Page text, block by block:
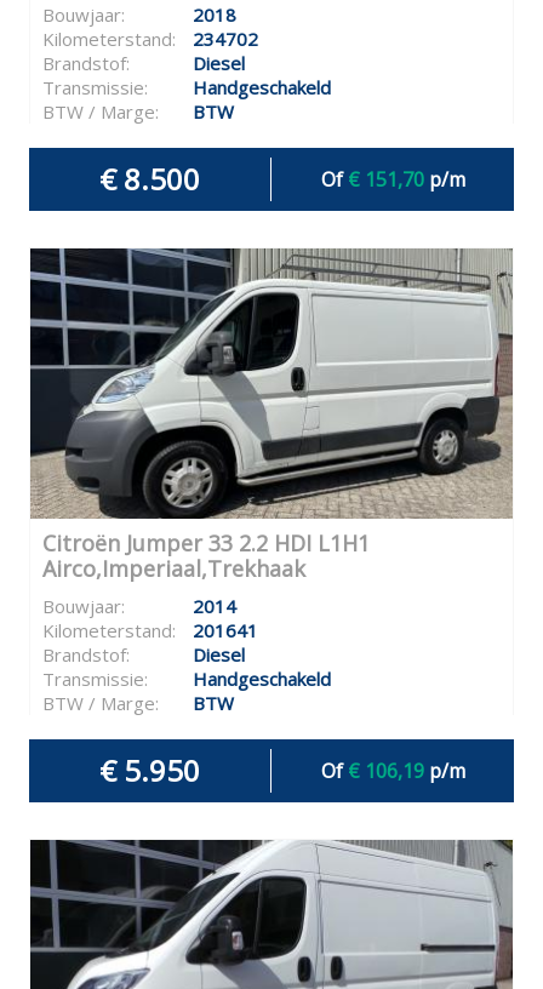
Bouwjaar:
2018
Kilometerstand:
234702
Brandstof:
Diesel
Transmissie:
Handgeschakeld
BTW / Marge:
BTW
€ 8.500 Of€ 151,70p/m
Citroën Jumper 33 2.2 HDI L1H1
Airco,Imperiaal,Trekhaak
Bouwjaar:
2014
Kilometerstand:
201641
Brandstof:
Diesel
Transmissie:
Handgeschakeld
BTW / Marge:
BTW
€ 5.950 Of€ 106,19p/m